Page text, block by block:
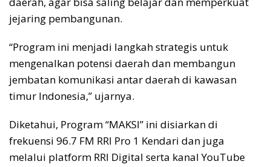
jejaring pembangunan.
“Program ini menjadi langkah strategis untuk
mengenalkan potensi daerah dan membangun
jembatan komunikasi antar daerah di kawasan
timur Indonesia,” ujarnya.
Diketahui, Program “MAKSI” ini disiarkan di
frekuensi 96.7 FM RRI Pro 1 Kendari dan juga
melalui platform RRI Digital serta kanal YouTube